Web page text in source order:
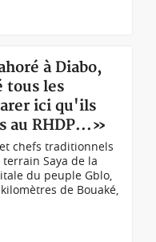
à Diabo,
tous les
ici qu'ils
au RHDP...»
chefs traditionnels
terrain Saya de la
du peuple Gblo,
de Bouaké,